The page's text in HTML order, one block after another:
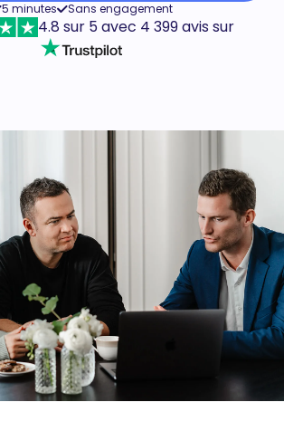
5 minutes Sans engagement
4.8 sur 5 avec 4 399 avis sur